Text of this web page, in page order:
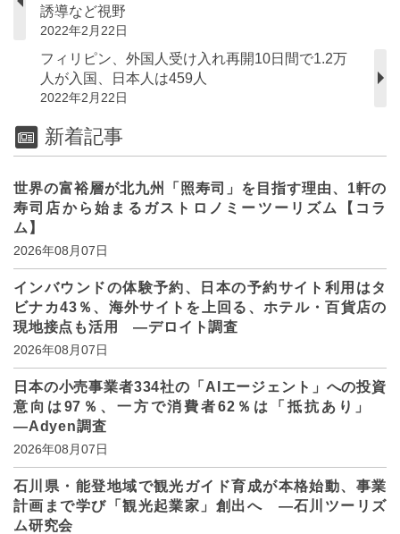
誘導など視野
2022年2月22日
フィリピン、外国人受け入れ再開10日間で1.2万
人が入国、日本人は459人
2022年2月22日
新着記事
世界の富裕層が北九州「照寿司」を目指す理由、1軒の
寿司店から始まるガストロノミーツーリズム【コラ
ム】
2026年08月07日
インバウンドの体験予約、日本の予約サイト利用はタ
ビナカ43％、海外サイトを上回る、ホテル・百貨店の
現地接点も活用 ―デロイト調査
2026年08月07日
日本の小売事業者334社の「AIエージェント」への投資
意向は97％、一方で消費者62％は「抵抗あり」
―Adyen調査
2026年08月07日
石川県・能登地域で観光ガイド育成が本格始動、事業
計画まで学び「観光起業家」創出へ ―石川ツーリズ
ム研究会